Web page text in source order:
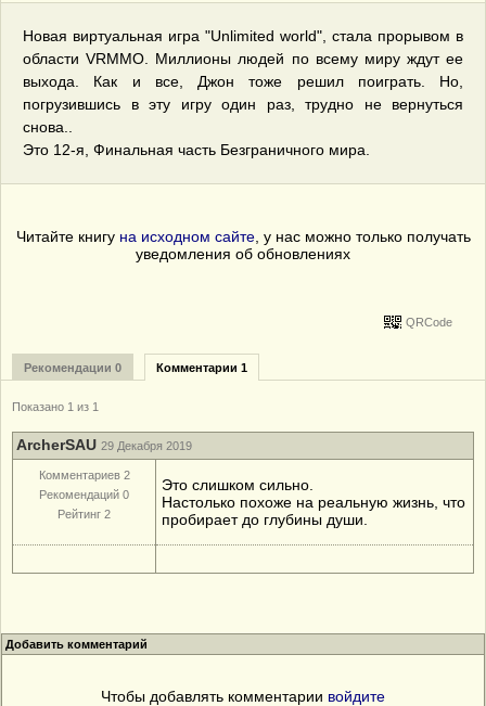
Новая виртуальная игра "Unlimited world", стала прорывом в
области VRMMO. Миллионы людей по всему миру ждут ее
выхода. Как и все, Джон тоже решил поиграть. Но,
погрузившись в эту игру один раз, трудно не вернуться
снова..
Это 12-я, Финальная часть Безграничного мира.
Читайте книгу на исходном сайте, у нас можно только получать
уведомления об обновлениях
QRCode
Рекомендации 0 Комментарии 1
Показано 1 из 1
ArcherSAU 29 Декабря 2019
Комментариев 2
Рекомендаций 0
Рейтинг 2
Это слишком сильно.
Настолько похоже на реальную жизнь, что
пробирает до глубины души.
Добавить комментарий
Чтобы добавлять комментарии войдите